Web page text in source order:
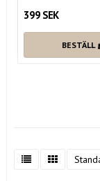
399 SEK
BESTÄLL